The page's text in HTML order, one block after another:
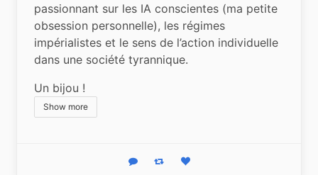
passionnant sur les IA conscientes (ma petite
obsession personnelle), les régimes
impérialistes et le sens de l’action individuelle
dans une société tyrannique.
Un bijou !
Show more
Reply Boost statusLike status